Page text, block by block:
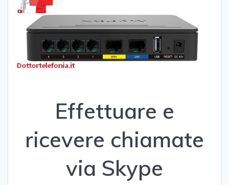
Effettuare e
ricevere chiamate
via Skype